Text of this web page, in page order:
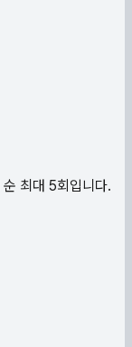
최대 5회입니다.